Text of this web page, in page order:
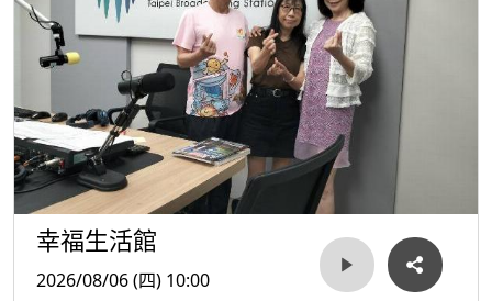
幸福生活館
2026/08/06 (四) 10:00